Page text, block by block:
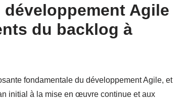
Agile
du backlog à
fondamentale du développement Agile, et
initial à la mise en œuvre continue et aux